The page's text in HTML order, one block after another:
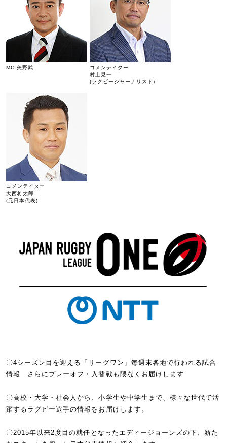
MC 矢野武
コメンテイター
村上晃一
(ラグビージャーナリスト)
コメンテイター
大西将太郎
(元日本代表)
〇4シーズン目を迎える「リーグワン」毎週末各地で行われる試合
情報 さらにプレーオフ・入替戦も隈なくお届けします
〇高校・大学・社会人から、小学生や中学生まで、様々な世代で活
躍するラグビー選手の情報をお届けします。
〇2015年以来2度目の就任となったエディージョーンズの下、新た